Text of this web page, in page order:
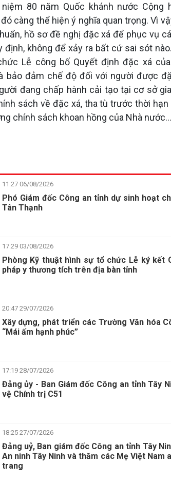
80 năm Quốc khánh nước Cộng
càng thể hiện ý nghĩa quan trọng. Vì
hồ sơ đề nghị đặc xá để phục vụ
định, không để xảy ra bất cứ sai sót
Lễ công bố Quyết định đặc xá
bảo đảm chế độ đối với người được
đang chấp hành cải tạo tại cơ sở
sách về đặc xá, tha tù trước thời
chính sách khoan hồng của Nhà nước…
11:27 06/08/2026
Phó Giám đốc Công an tỉnh dự sinh hoạt
Tân Thạnh
17:29 03/08/2026
Phòng Kỹ thuật hình sự tổ chức Lễ ký kết
pháp y thương tích trên địa bàn tỉnh
20:47 29/07/2026
Xây dựng, phát triển các Trường Văn hóa
“Mái ấm hạnh phúc”
17:19 28/07/2026
Đảng ủy - Ban Giám đốc Công an tỉnh Tây
vệ Chính trị C51
18:25 27/07/2026
Đảng uỷ, Ban giám đốc Công an tỉnh Tây
An ninh Tây Ninh và thăm các Mẹ Việt Nam
trang